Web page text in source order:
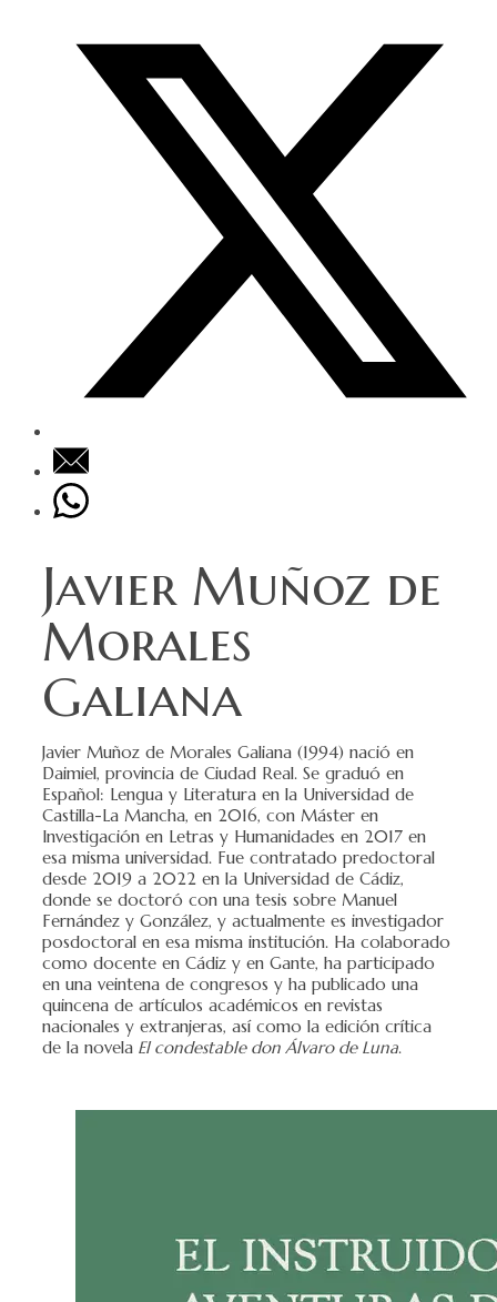
Javier Muñoz de
Morales
Galiana
Javier Muñoz de Morales Galiana (1994) nació en
Daimiel, provincia de Ciudad Real. Se graduó en
Español: Lengua y Literatura en la Universidad de
Castilla-La Mancha, en 2016, con Máster en
Investigación en Letras y Humanidades en 2017 en
esa misma universidad. Fue contratado predoctoral
desde 2019 a 2022 en la Universidad de Cádiz,
donde se doctoró con una tesis sobre Manuel
Fernández y González, y actualmente es investigador
posdoctoral en esa misma institución. Ha colaborado
como docente en Cádiz y en Gante, ha participado
en una veintena de congresos y ha publicado una
quincena de artículos académicos en revistas
nacionales y extranjeras, así como la edición crítica
de la novela El condestable don Álvaro de Luna.